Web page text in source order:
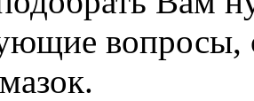
вопросы,